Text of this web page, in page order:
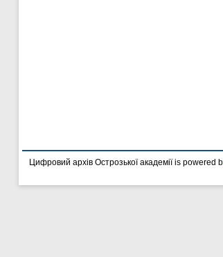
Цифровий архів Острозької академії is powered